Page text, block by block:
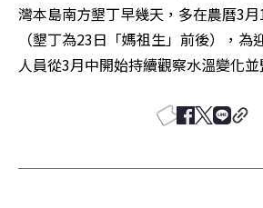
灣本島南方墾丁早幾天，多在農曆3
（墾丁為23日「媽祖生」前後），
人員從3月中開始持續觀察水溫變化並